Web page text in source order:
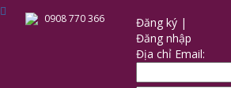
0908 770 366
Đăng ký |
Đăng nhập
Địa chỉ Email: